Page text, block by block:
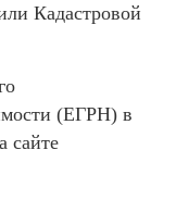
Кадастровой
(ЕГРН) в
сайте